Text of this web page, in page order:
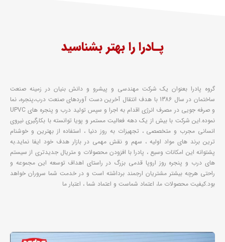
پـادرا را بهتر بشناسید
گروه پادرا بعنوان یک شرکت مهندسی و پیشرو و دانش بنیان در زمینه صنعت
ساختمان در سال 1386 با هدف انتقال آخرین دست آوردهای صنعت درب،پنجره، نما
و صرفه جویی در مصرف انرژی اقدام به اجرا و سپس تولید درب و پنجره های UPVC
نموده.این شرکت با بیش از یک دهه فعالیت مستمر و پویا توانسته با بکارگیری نیروی
انسانی مجرب و متخصصی ، تجهیزات به روز دنیا ، استفاده از بهترین و خوشنام
ترین برند های مواد اولیه ، سهم و نقش مهمی در بازار هدف خود ایفا نماید.به
پشتوانه این امکانات وسیع ، پادرا با افزودن محصولات و متریال جدیدتری از سیستم
های درب و پنجره روز اروپا قدمی بزرگ در راستای اهداف توسعه این مجموعه و
راحتی هرچه بیشتر مشتریان ارجمند برداشته است و در خدمت شما سروران خواهد
بود.کیفیت محصولات ما، اعتماد شماست و اعتماد شما ، اعتبار ما